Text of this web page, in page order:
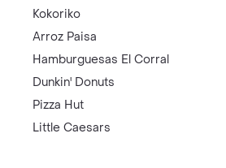
Kokoriko
Arroz Paisa
Hamburguesas El Corral
Dunkin' Donuts
Pizza Hut
Little Caesars